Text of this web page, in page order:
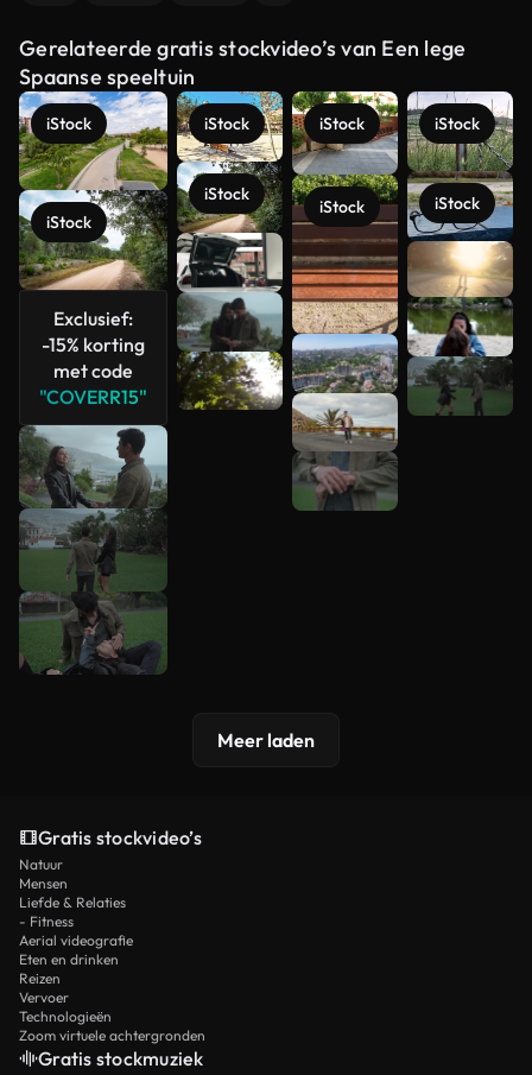
Gerelateerde gratis stockvideo’s van Een lege
Spaanse speeltuin
iStock
iStock
Exclusief:
-15% korting
met code
"COVERR15"
iStock
iStock
iStock
iStock
iStock
iStock
Meer
bekijken
Meer laden
Gratis stockvideo’s
Natuur
Mensen
Liefde & Relaties
- Fitness
Aerial videografie
Eten en drinken
Reizen
Vervoer
Technologieën
Zoom virtuele achtergronden
Gratis stockmuziek